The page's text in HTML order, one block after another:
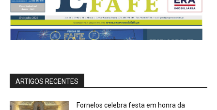
ARTIGOS RECENTES
Fornelos celebra festa em honra da